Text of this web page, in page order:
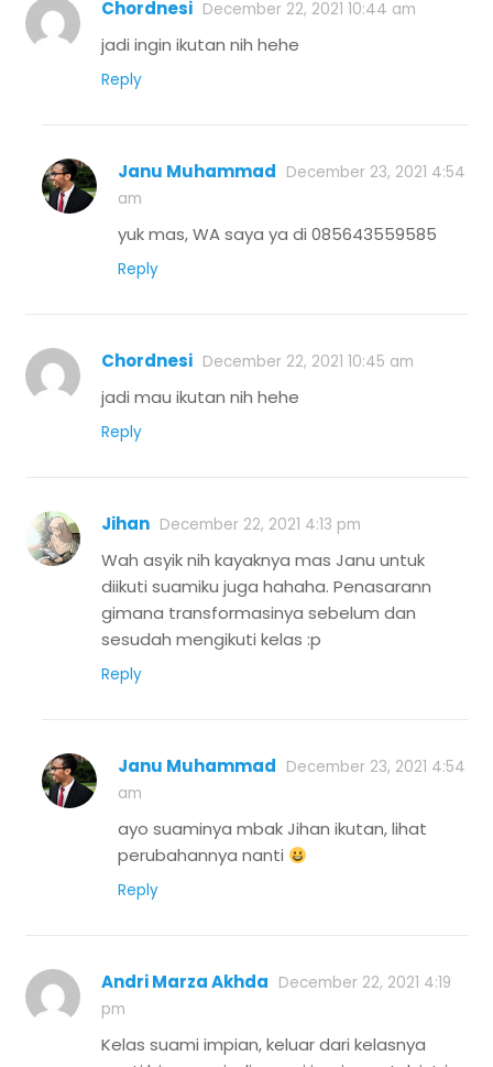
Chordnesi December 22, 2021 10:44 am
jadi ingin ikutan nih hehe
Reply
Janu Muhammad December 23, 2021 4:54
am
yuk mas, WA saya ya di 085643559585
Reply
Chordnesi December 22, 2021 10:45 am
jadi mau ikutan nih hehe
Reply
Jihan December 22, 2021 4:13 pm
Wah asyik nih kayaknya mas Janu untuk
diikuti suamiku juga hahaha. Penasarann
gimana transformasinya sebelum dan
sesudah mengikuti kelas :p
Reply
Janu Muhammad December 23, 2021 4:54
am
ayo suaminya mbak Jihan ikutan, lihat
perubahannya nanti
Reply
Andri Marza Akhda December 22, 2021 4:19
pm
Kelas suami impian, keluar dari kelasnya